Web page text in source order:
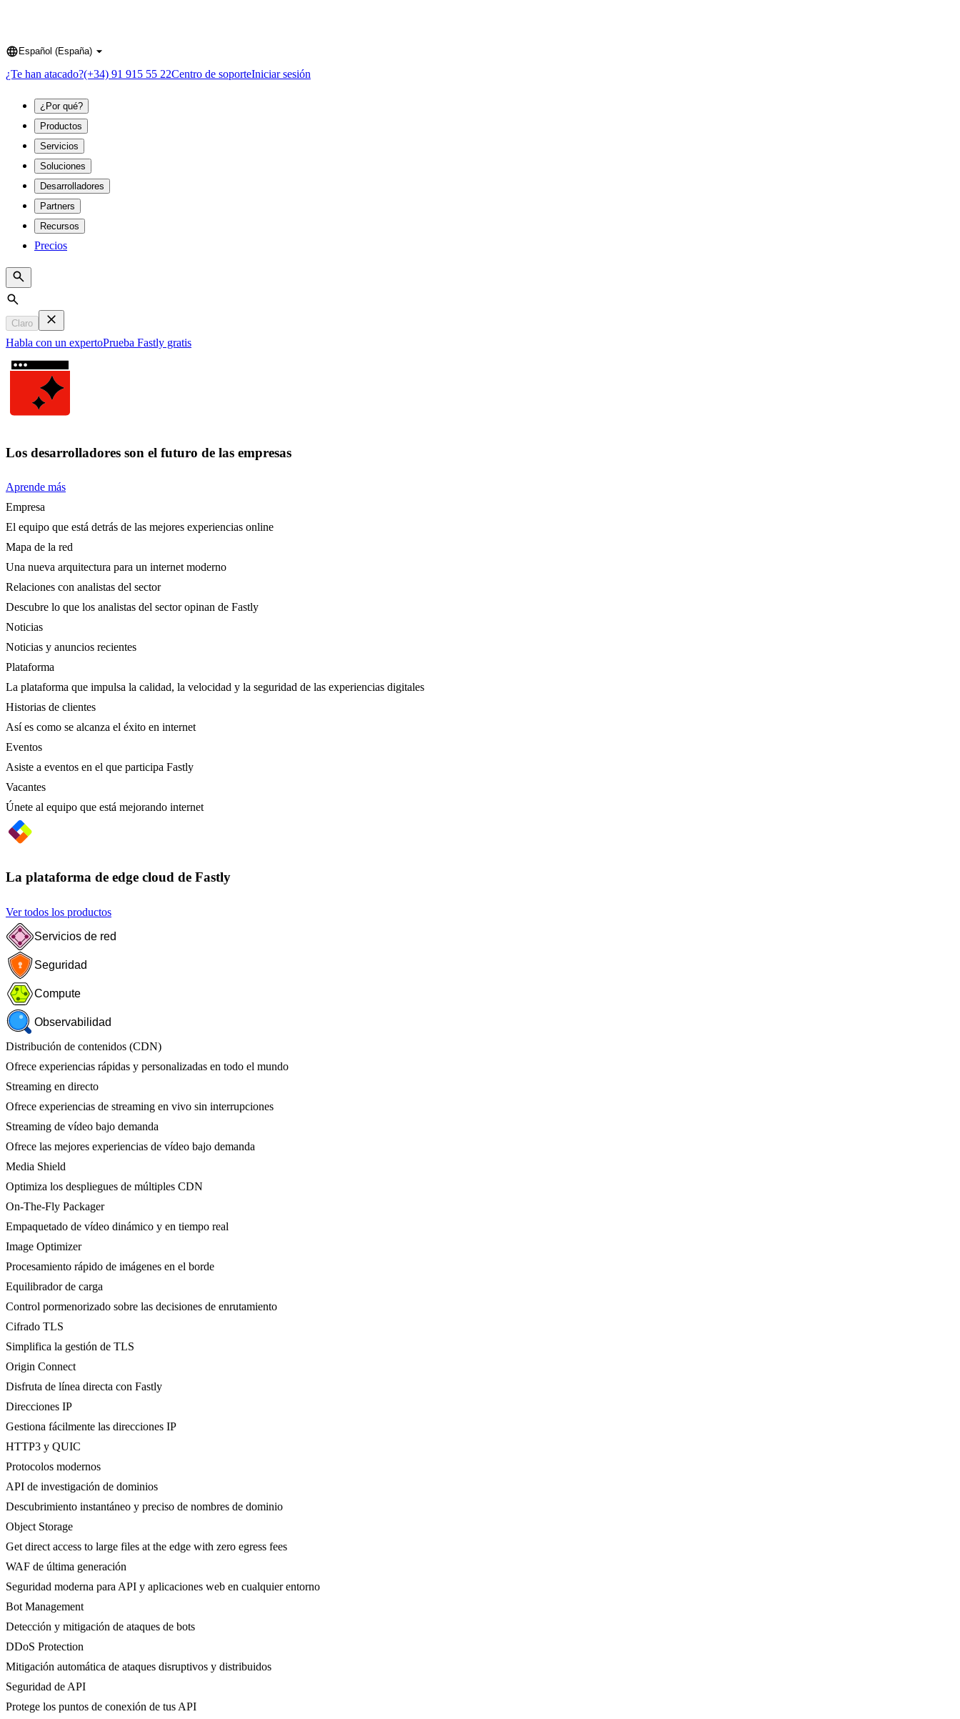
Language
Español (España)
¿Te han atacado?(+34) 91 915 55 22Centro de soporteIniciar sesión
¿Por qué?
Productos
Servicios
Soluciones
Desarrolladores
Partners
Recursos
Precios
Search
Claro
Habla con un expertoPrueba Fastly gratis
Los desarrolladores son el futuro de las empresas
Aprende más
Empresa
El equipo que está detrás de las mejores experiencias online
Mapa de la red
Una nueva arquitectura para un internet moderno
Relaciones con analistas del sector
Descubre lo que los analistas del sector opinan de Fastly
Noticias
Noticias y anuncios recientes
Plataforma
La plataforma que impulsa la calidad, la velocidad y la seguridad de las experiencias digitales
Historias de clientes
Así es como se alcanza el éxito en internet
Eventos
Asiste a eventos en el que participa Fastly
Vacantes
Únete al equipo que está mejorando internet
La plataforma de edge cloud de Fastly
Ver todos los productos
Servicios de red
Seguridad
Compute
Observabilidad
Distribución de contenidos (CDN)
Ofrece experiencias rápidas y personalizadas en todo el mundo
Streaming en directo
Ofrece experiencias de streaming en vivo sin interrupciones
Streaming de vídeo bajo demanda
Ofrece las mejores experiencias de vídeo bajo demanda
Media Shield
Optimiza los despliegues de múltiples CDN
On-The-Fly Packager
Empaquetado de vídeo dinámico y en tiempo real
Image Optimizer
Procesamiento rápido de imágenes en el borde
Equilibrador de carga
Control pormenorizado sobre las decisiones de enrutamiento
Cifrado TLS
Simplifica la gestión de TLS
Origin Connect
Disfruta de línea directa con Fastly
Direcciones IP
Gestiona fácilmente las direcciones IP
HTTP3 y QUIC
Protocolos modernos
API de investigación de dominios
Descubrimiento instantáneo y preciso de nombres de dominio
Object Storage
Get direct access to large files at the edge with zero egress fees
WAF de última generación
Seguridad moderna para API y aplicaciones web en cualquier entorno
Bot Management
Detección y mitigación de ataques de bots
DDoS Protection
Mitigación automática de ataques disruptivos y distribuidos
Seguridad de API
Protege los puntos de conexión de tus API